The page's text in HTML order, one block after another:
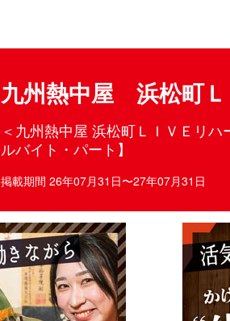
九州熱中屋 浜松町
＜九州熱中屋 浜松町ＬＩＶＥリ
ルバイト・パート】
掲載期間 26年07月31日〜27年07月31日